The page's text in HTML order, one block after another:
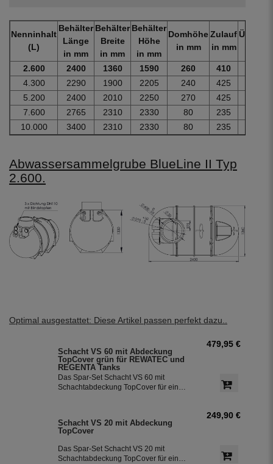
Nenninhalt
(L)
Behälter
Länge
in mm
Behälter
Breite
in mm
Behälter
Höhe
in mm
Domhöhe
in mm
Zulauf
in mm
2.600 2400 1360 1590 260 410
4.300
2290 1900 2205 240 425
5.200
2400 2010 2250 270 425
7.600
2765 2310 2330 80 235
10.000
3400 2310 2330 80 235
Abwassersammelgrube BlueLine II Typ
2.600.
Optimal ausgestattet: Diese Artikel passen perfekt dazu..
Schacht VS 60 mit Abdeckung
TopCover grün für REWATEC und
REGENTA Tanks
Das Spar-Set Schacht VS 60 mit
Schachtabdeckung TopCover für eine
479,95 €
Schacht VS 20 mit Abdeckung
TopCover
Das Spar-Set Schacht VS 20 mit
Schachtabdeckung TopCover für eine
249,90 €